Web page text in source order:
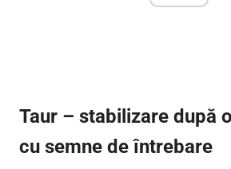
Taur – stabilizare după
cu semne de întrebare